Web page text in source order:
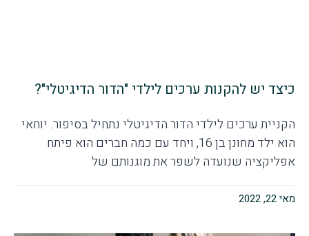
כיצד יש להקנות ערכים לילדי "הדור הדיגיטלי"?
הקניית ערכים לילדי הדור הדיגיטלי נתחיל בסיפור. יוחאי
הוא ילד מחונן בן 16, ויחד עם כמה חברים הוא פיתח
אפליקציה שנועדה לשפר את מוגנותם של
מאי 22, 2022